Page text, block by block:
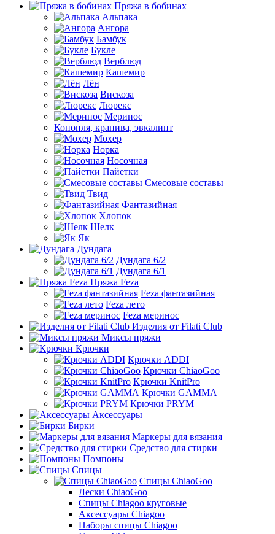
Пряжа в бобинах
Альпака
Ангора
Бамбук
Букле
Верблюд
Кашемир
Лён
Вискоза
Люрекс
Меринос
Конопля, крапива, эвкалипт
Мохер
Норка
Носочная
Пайетки
Смесовые составы
Твид
Фантазийная
Хлопок
Шелк
Як
Дундага
Дундага 6/2
Дундага 6/1
Пряжа Feza
Feza фантазийная
Feza лето
Feza меринос
Изделия от Filati Club
Миксы пряжи
Крючки
Крючки ADDI
Крючки ChiaoGoo
Крючки KnitPro
Крючки GAMMA
Крючки PRYM
Аксессуары
Бирки
Маркеры для вязания
Средство для стирки
Помпоны
Спицы
Спицы ChiaoGoo
Лески ChiaoGoo
Cпицы Сhiagoo круговые
Аксессуары Chiagoo
Наборы спицы Chiagoo